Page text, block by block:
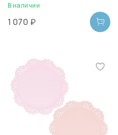
В наличии
1 070 ₽